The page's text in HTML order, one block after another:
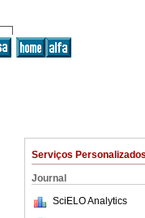
Serviços Personalizados
Journal
SciELO Analytics